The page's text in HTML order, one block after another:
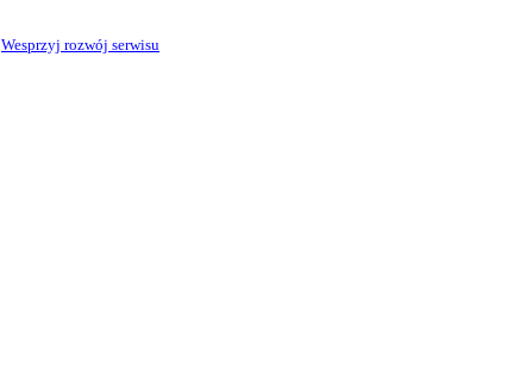
Wesprzyj rozwój serwisu